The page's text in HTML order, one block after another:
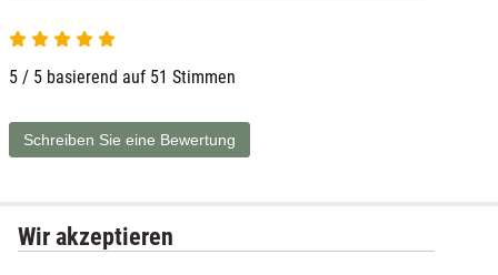
5 / 5 basierend auf 51 Stimmen
Schreiben Sie eine Bewertung
Wir akzeptieren